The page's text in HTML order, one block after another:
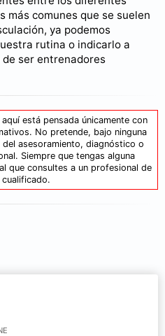
más comunes que se suelen
ya podemos
rutina o indicarlo a
ser entrenadores
está pensada únicamente con
No pretende, bajo ninguna
asesoramiento, diagnóstico o
Siempre que tengas alguna
que consultes a un profesional de
cualificado.